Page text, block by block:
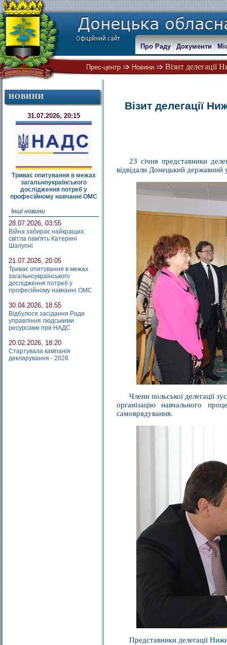
Прес-центр Новини Візит делегації
Про Раду Документи
НОВИНИ
31.07.2026, 20:15
Триває опитування в межах
загальноукраїнського
дослідження потреб у
професійному навчанні ОМС
Інші новини
28.07.2026, 03:55
Війна забирає найкращих:
світла пам'ять Катерині
Шалупні
21.07.2026, 20:05
Триває опитування в межах
загальноукраїнського
дослідження потреб у
професійному навчанні ОМС
30.04.2026, 18:55
Відбулося засідання Ради
управління людськими
ресурсами при НАДС
20.02.2026, 18:20
Стартувала кампанія
декларування - 2026
Візит делегації
23 січня представники
відвідали Донецький державний
Члени польської делегації
організацію навчального
самоврядування.
Представники делегації